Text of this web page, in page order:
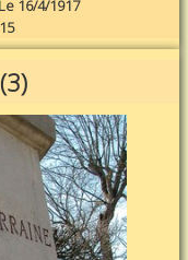
16/4/1917